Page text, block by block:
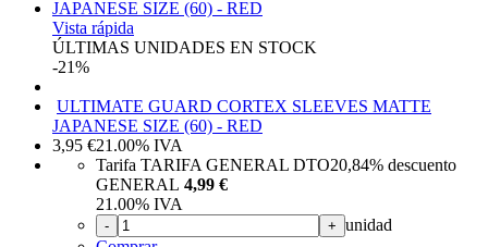
Vista rápida
ÚLTIMAS UNIDADES EN STOCK
-21%
ULTIMATE GUARD CORTEX SLEEVES MATTE
JAPANESE SIZE (60) - RED
3,95 €21.00% IVA
Tarifa TARIFA GENERAL DTO20,84% descuento
GENERAL 4,99 €
21.00% IVA
- + unidad